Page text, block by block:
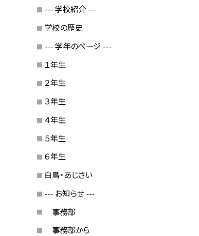
--- 学校紹介 ---
学校の歴史
--- 学年のページ ---
１年生
２年生
３年生
４年生
５年生
６年生
白鳥・あじさい
--- お知らせ ---
事務部
事務部から